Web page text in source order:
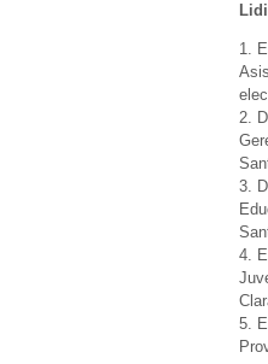
1.
2.
3.
4.
5.